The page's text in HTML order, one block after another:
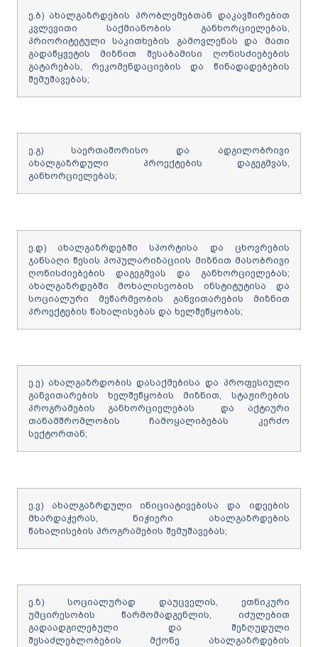
ე.ბ) ახალგაზრდების პრობლემებთან დაკავშირებით
კვლევითი საქმიანობის განხორციელებას,
პრიორიტეტული საკითხების გამოვლენას და მათი
გადაწყვეტის მიზნით შესაბამისი ღონისძიებების
გატარებას, რეკომენდაციების და წინადადებების
შემუშავებას;
ე.გ) საერთაშორისო და ადგილობრივი
ახალგაზრდული პროექტების დაგეგმვას,
განხორციელებას;
ე.დ) ახალგაზრდებში სპორტისა და ცხოვრების
ჯანსაღი წესის პოპულარიზაციის მიზნით მასობრივი
ღონისძიებების დაგეგმვას და განხორციელებას;
ახალგაზრდებში მოხალისეობის ინსტიტუტისა და
სოციალური მეწარმეობის განვითარების მიზნით
პროექტების წახალისებას და ხელშეწყობას;
ე.ე) ახალგაზრდობის დასაქმებისა და პროფესიული
განვითარების ხელშეწყობის მიზნით, სტაჟირების
პროგრამების განხორციელებას და აქტიური
თანამშრომლობის ჩამოყალიბებას კერძო
სექტორთან;
ე.ვ) ახალგაზრდული ინიციატივებისა და იდეების
მხარდაჭერას, ნიჭიერი ახალგაზრდების
წახალისების პროგრამების შემუშავებას;
ე.ზ) სოციალურად დაუცველის, ეთნიკური
უმცირესობის წარმომადგენლის, იძულებით
გადაადგილებული და შეზღუდული
შესაძლებლობების მქონე ახალგაზრდების